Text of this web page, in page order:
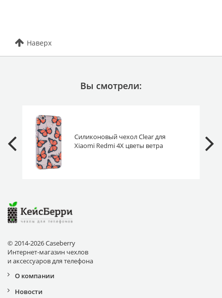
Наверх
Вы смотрели:
Силиконовый чехол Clear для
Xiaomi Redmi 4X цветы ветра
© 2014-2026 Caseberry
Интернет-магазин чехлов
и аксессуаров для телефона
О компании
Новости